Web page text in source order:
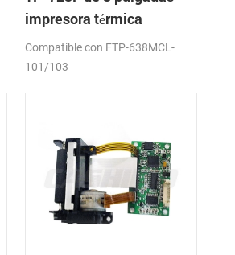
impresora térmica
mecanismo de
Compatible con FTP-638MCL-
101/103